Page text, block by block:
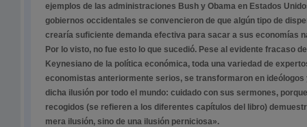
ejemplos de las administraciones Bush y Obama en Estados
gobiernos occidentales se convencieron de que algún tipo de
crearía suficiente demanda efectiva para sacar a sus economías
Por lo visto, no fue esto lo que sucedió. Pese al evidente fracaso
Keynesiano de la política económica, toda una variedad de
economistas anteriormente serios, se transformaron en
dicha ilusión por todo el mundo: cuidado con sus sermones,
recogidos (se refieren a los diferentes capítulos del libro)
mera ilusión, sino de una ilusión perniciosa».